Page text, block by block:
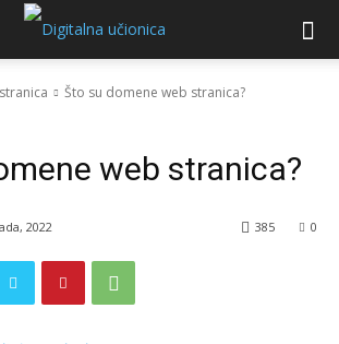
Što su domene web stranica?
web stranica?
2022 0
385